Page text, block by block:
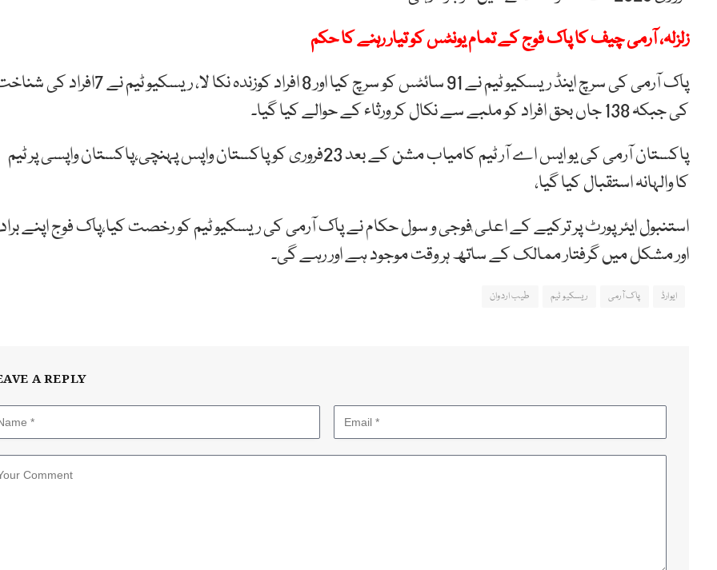
زلزلہ، آرمی چیف کا پاک فوج کے تمام یونٹس کو تیار رہنے کا حکم
پاک آرمی کی سرچ اینڈ ریسکیو ٹیم نے 91 سائٹس کو سرچ کیا اور 8 افراد کوزندہ نکا لا، ریسکیو ٹیم نے
کی جبکہ 138 جاں بحق افراد کو ملبے سے نکال کر ورثاء کے حوالے کیا گیا۔
پاکستان آرمی کی یو ایس اے آر ٹیم کامیاب مشن کے بعد 23فروری کو پاکستان واپس پہنچی،پاکستان واپسی پر ٹیم
کا والہانہ استقبال کیا گیا،
استنبول ایئرپورٹ پر ترکیے کے اعلی ٰفوجی و سول حکام نے پاک آرمی کی ریسکیو ٹیم کو رخصت کیا،پاک فوج اپنے
اور مشکل میں گرفتار ممالک کے ساتھ ہر وقت موجود ہے اور رہے گی۔
ایوارڈ پاک آرمی ریسکیو ٹیم طیب اردوان
A REPLY